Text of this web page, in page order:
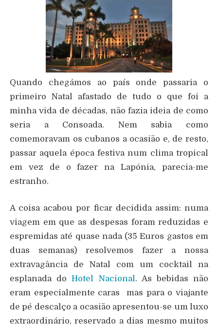
Quando chegámos ao país onde passaria o
primeiro Natal afastado de tudo o que foi a
minha vida de décadas, não fazia ideia de como
seria a Consoada. Nem sabia como
comemoravam os cubanos a ocasião e, de resto,
passar aquela época festiva num clima tropical
em vez de o fazer na Lapónia, parecia-me
estranho.
A coisa acabou por ficar decidida assim: numa
viagem em que as despesas foram reduzidas e
espremidas até quase nada (35 Euros gastos em
duas semanas) resolvemos fazer a nossa
extravagância de Natal com um cocktail na
esplanada doHotel Nacional . As bebidas não
eram especialmente caras mas para o viajante
de pé descalço a ocasião apresentou-se um luxo
extraordinário, reservado a dias mesmo muitos